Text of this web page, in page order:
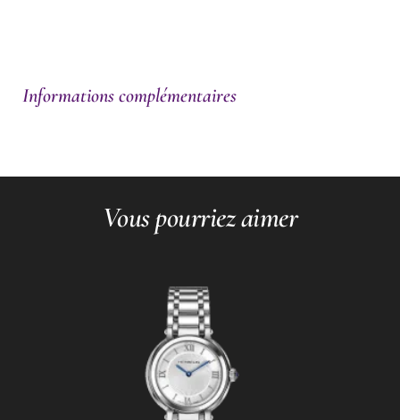
Informations complémentaires
Vous pourriez aimer